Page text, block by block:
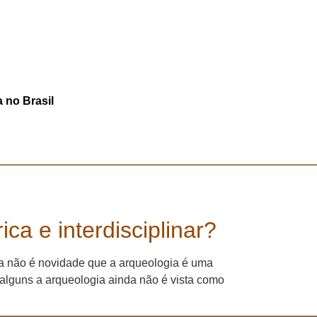
no Brasil
e interdisciplinar?
não é novidade que a arqueologia é uma
a arqueologia ainda não é vista como